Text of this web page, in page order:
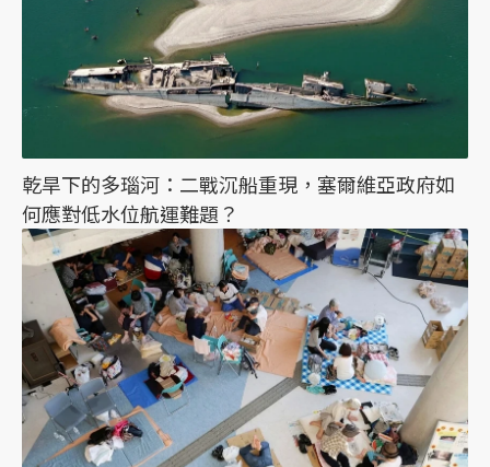
乾旱下的多瑙河：二戰沉船重現，塞爾維亞政府如
何應對低水位航運難題？